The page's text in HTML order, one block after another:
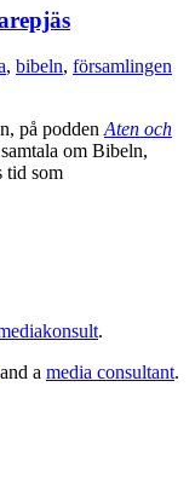
, bibeln, församlingen
på podden Aten och
om Bibeln,
tid som
.
a media consultant.